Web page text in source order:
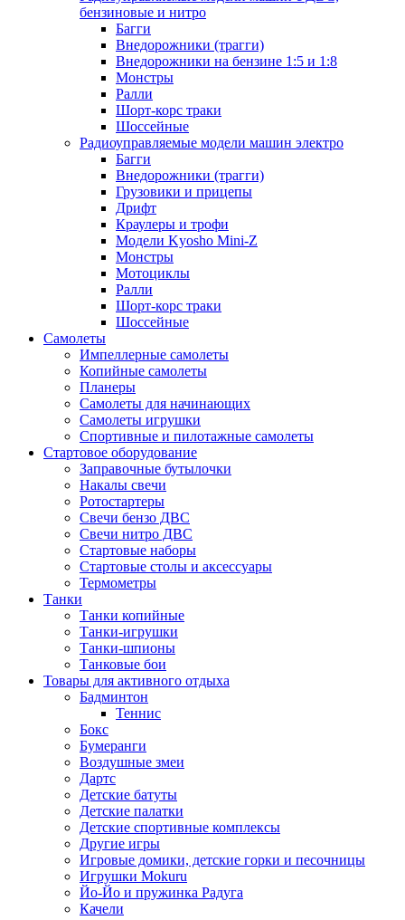
бензиновые и нитро
Багги
Внедорожники (трагги)
Внедорожники на бензине 1:5 и 1:8
Монстры
Ралли
Шорт-корс траки
Шоссейные
Радиоуправляемые модели машин электро
Багги
Внедорожники (трагги)
Грузовики и прицепы
Дрифт
Краулеры и трофи
Модели Kyosho Mini-Z
Монстры
Мотоциклы
Ралли
Шорт-корс траки
Шоссейные
Самолеты
Импеллерные самолеты
Копийные самолеты
Планеры
Самолеты для начинающих
Самолеты игрушки
Спортивные и пилотажные самолеты
Стартовое оборудование
Заправочные бутылочки
Накалы свечи
Ротостартеры
Свечи бензо ДВС
Свечи нитро ДВС
Стартовые наборы
Стартовые столы и аксессуары
Термометры
Танки
Танки копийные
Танки-игрушки
Танки-шпионы
Танковые бои
Товары для активного отдыха
Бадминтон
Теннис
Бокс
Бумеранги
Воздушные змеи
Дартс
Детские батуты
Детские палатки
Детские спортивные комплексы
Другие игры
Игровые домики, детские горки и песочницы
Игрушки Mokuru
Йо-Йо и пружинка Радуга
Качели